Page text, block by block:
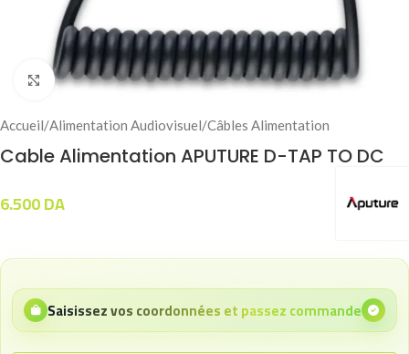
Click to enlarge
Accueil/Alimentation Audiovisuel/Câbles Alimentation
Cable Alimentation APUTURE D-TAP TO DC
6.500DA
Saisissez vos coordonnées et passez commande